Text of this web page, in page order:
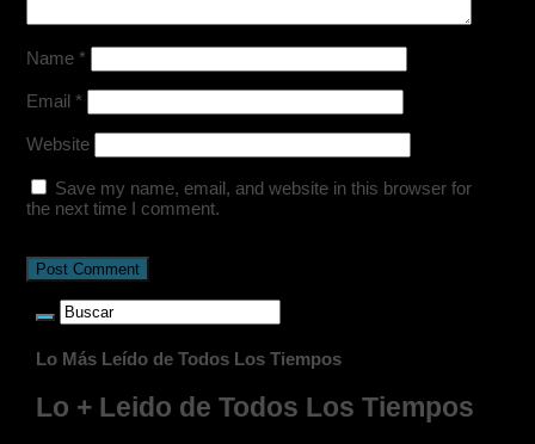
Name *
Email *
Website
Save my name, email, and website in this browser for
the next time I comment.
Lo Más Leído de Todos Los Tiempos
Lo + Leido de Todos Los Tiempos